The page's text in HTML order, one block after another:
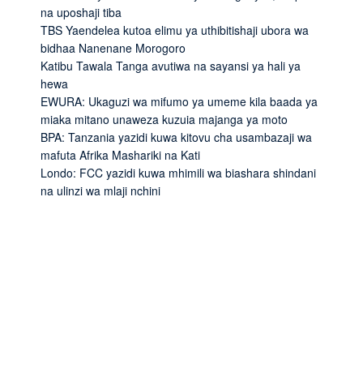
na uposhaji tiba
TBS Yaendelea kutoa elimu ya uthibitishaji ubora wa
bidhaa Nanenane Morogoro
Katibu Tawala Tanga avutiwa na sayansi ya hali ya
hewa
EWURA: Ukaguzi wa mifumo ya umeme kila baada ya
miaka mitano unaweza kuzuia majanga ya moto
BPA: Tanzania yazidi kuwa kitovu cha usambazaji wa
mafuta Afrika Mashariki na Kati
Londo: FCC yazidi kuwa mhimili wa biashara shindani
na ulinzi wa mlaji nchini